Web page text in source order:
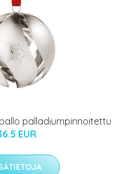
palladiumpinnoitettu
EUR